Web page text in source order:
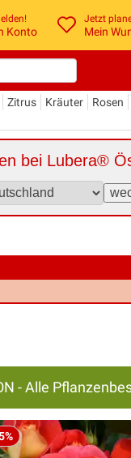
Konto
Jetzt
Mein
Zitrus Kräuter Rosen
bei Lubera®
- Alle